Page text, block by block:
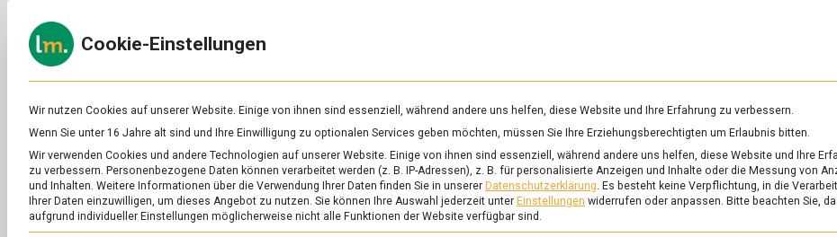
to
content
zu
&
Ernährung
Cookie-Einstellungen
Wir nutzen Cookies auf unserer Website. Einige von ihnen sind essenziell, während andere uns helfen, diese Website und Ihre Erfahrung zu verbessern.
Wenn Sie unter 16 Jahre alt sind und Ihre Einwilligung zu optionalen Services geben möchten, müssen Sie Ihre Erziehungsberechtigten um Erlaubnis bitten.
Wir verwenden Cookies und andere Technologien auf unserer Website. Einige von ihnen sind essenziell, während andere uns helfen, diese Website und Ihre
zu verbessern. Personenbezogene Daten können verarbeitet werden (z. B. IP-Adressen), z. B. für personalisierte Anzeigen und Inhalte oder die Messung von
und Inhalten. Weitere Informationen über die Verwendung Ihrer Daten finden Sie in unserer Datenschutzerklärung. Es besteht keine Verpflichtung, in die
Ihrer Daten einzuwilligen, um dieses Angebot zu nutzen. Sie können Ihre Auswahl jederzeit unter Einstellungen widerrufen oder anpassen. Bitte beachten Sie,
aufgrund individueller Einstellungen möglicherweise nicht alle Funktionen der Website verfügbar sind.